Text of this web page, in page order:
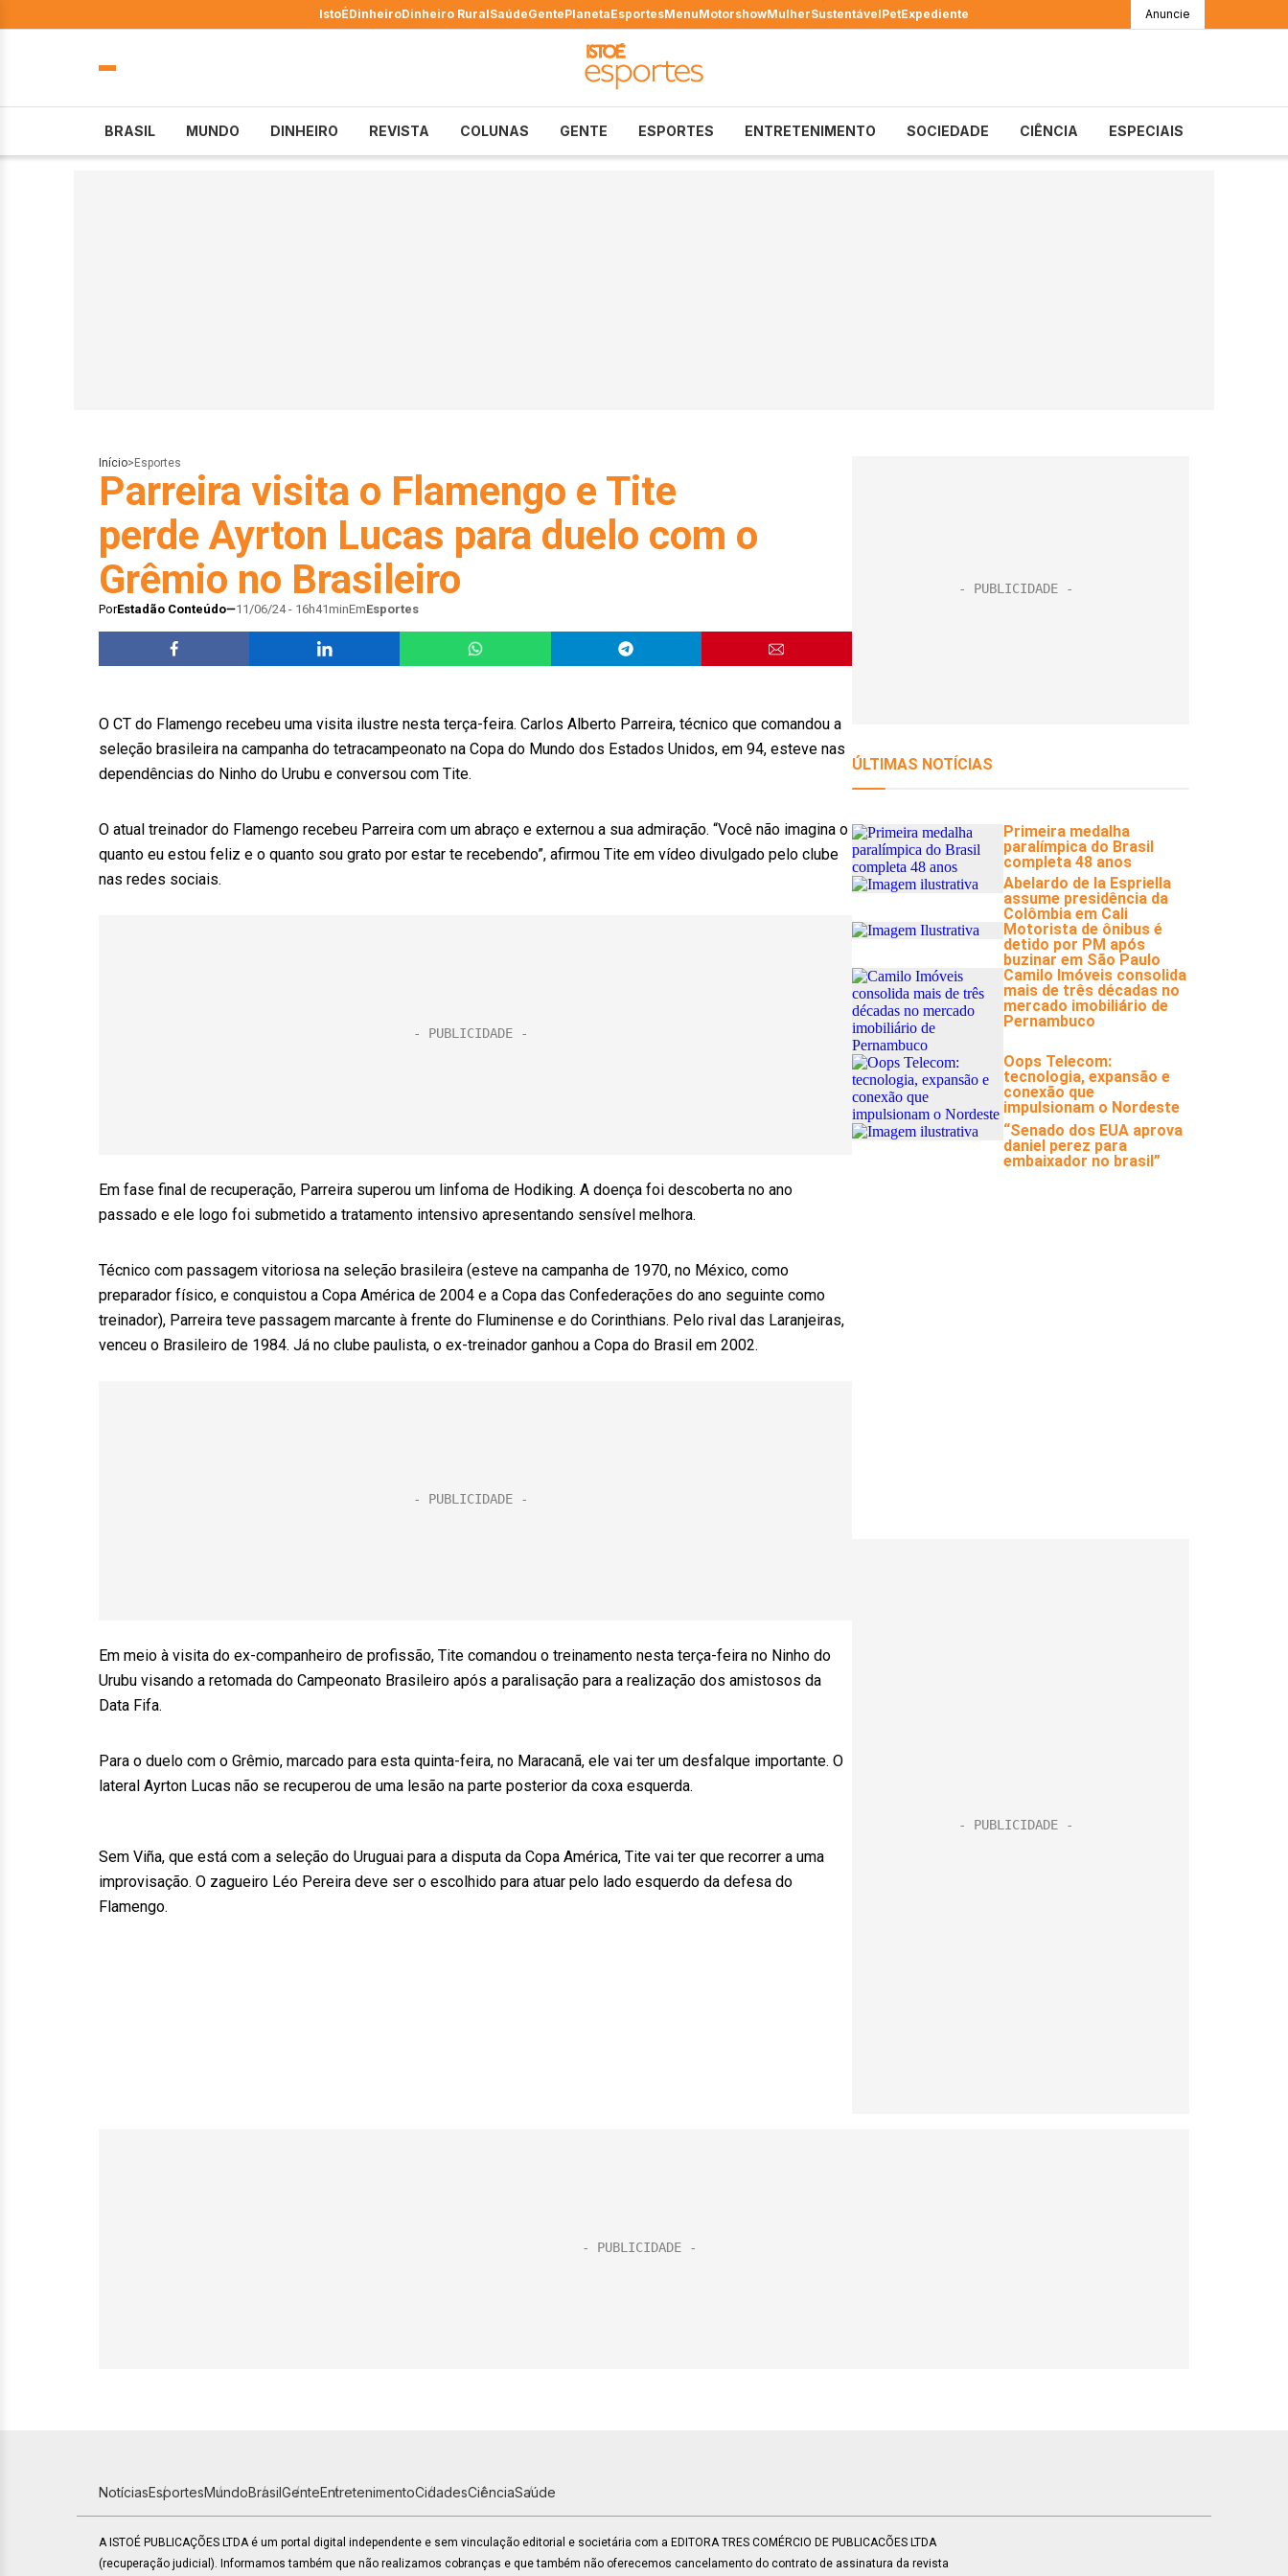
IstoÉDinheiroDinheiro RuralSaúdeGentePlanetaEsportesMenuMotorshowMulherSustentávelPetExpediente Anuncie
BRASIL MUNDO DINHEIRO REVISTA COLUNAS GENTE ESPORTES ENTRETENIMENTO SOCIEDADE CIÊNCIA ESPECIAIS
Início> Esportes
Parreira visita o Flamengo e Tite
perde Ayrton Lucas para duelo com o
Grêmio no Brasileiro
PorEstadão Conteúdo 11/06/24 - 16h41minEmEsportes
O CT do Flamengo recebeu uma visita ilustre nesta terça-feira. Carlos Alberto Parreira, técnico que comandou a
seleção brasileira na campanha do tetracampeonato na Copa do Mundo dos Estados Unidos, em 94, esteve nas
dependências do Ninho do Urubu e conversou com Tite.
O atual treinador do Flamengo recebeu Parreira com um abraço e externou a sua admiração. “Você não imagina o
quanto eu estou feliz e o quanto sou grato por estar te recebendo”, afirmou Tite em vídeo divulgado pelo clube
nas redes sociais.
Em fase final de recuperação, Parreira superou um linfoma de Hodiking. A doença foi descoberta no ano
passado e ele logo foi submetido a tratamento intensivo apresentando sensível melhora.
Técnico com passagem vitoriosa na seleção brasileira (esteve na campanha de 1970, no México, como
preparador físico, e conquistou a Copa América de 2004 e a Copa das Confederações do ano seguinte como
treinador), Parreira teve passagem marcante à frente do Fluminense e do Corinthians. Pelo rival das Laranjeiras,
venceu o Brasileiro de 1984. Já no clube paulista, o ex-treinador ganhou a Copa do Brasil em 2002.
Em meio à visita do ex-companheiro de profissão, Tite comandou o treinamento nesta terça-feira no Ninho do
Urubu visando a retomada do Campeonato Brasileiro após a paralisação para a realização dos amistosos da
Data Fifa.
Para o duelo com o Grêmio, marcado para esta quinta-feira, no Maracanã, ele vai ter um desfalque importante. O
lateral Ayrton Lucas não se recuperou de uma lesão na parte posterior da coxa esquerda.
Sem Viña, que está com a seleção do Uruguai para a disputa da Copa América, Tite vai ter que recorrer a uma
improvisação. O zagueiro Léo Pereira deve ser o escolhido para atuar pelo lado esquerdo da defesa do
Flamengo.
NotíciasEsportesMundoBrasilGenteEntretenimentoCidadesCiênciaSaúde
A ISTOÉ PUBLICAÇÕES LTDA é um portal digital independente e sem vinculação editorial e societária com a EDITORA TRES COMÉRCIO DE PUBLICACÕES LTDA
(recuperação judicial). Informamos também que não realizamos cobranças e que também não oferecemos cancelamento do contrato de assinatura da revista